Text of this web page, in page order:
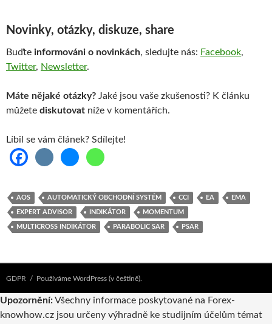
Novinky, otázky, diskuze, share
Buďte informováni o novinkách, sledujte nás: Facebook,
Twitter, Newsletter.
Máte nějaké otázky? Jaké jsou vaše zkušenosti? K článku
můžete diskutovat níže v komentářích.
Líbil se vám článek? Sdílejte!
AOS AUTOMATICKÝ OBCHODNÍ SYSTÉM CCI EA EMA
EXPERT ADVISOR INDIKÁTOR MOMENTUM
MULTICROSS INDIKÁTOR PARABOLIC SAR PSAR
GDPR Používáme WordPress (v češtině).
Upozornění:Všechny informace poskytované na Forex-
knowhow.cz jsou určeny výhradně ke studijním účelům témat